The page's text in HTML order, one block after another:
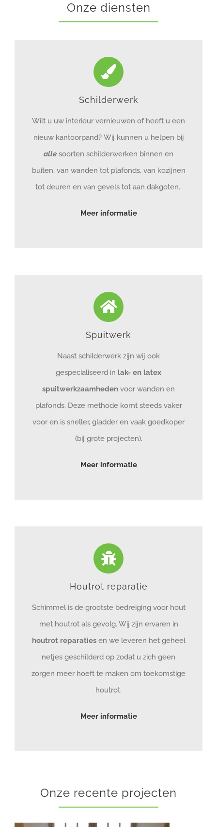
Onze diensten
Schilderwerk
Wilt u uw interieur vernieuwen of heeft u een
nieuw kantoorpand? Wij kunnen u helpen bij
alle soorten schilderwerken binnen en
buiten, van wanden tot plafonds, van kozijnen
tot deuren en van gevels tot aan dakgoten.
Meer informatie
Spuitwerk
Naast schilderwerk zijn wij ook
gespecialiseerd in lak- en latex
spuitwerkzaamheden voor wanden en
plafonds. Deze methode komt steeds vaker
voor en is sneller, gladder en vaak goedkoper
(bij grote projecten).
Meer informatie
Houtrot reparatie
Schimmel is de grootste bedreiging voor hout
met houtrot als gevolg. Wij zijn ervaren in
houtrot reparatiesen we leveren het geheel
netjes geschilderd op zodat u zich geen
zorgen meer hoeft te maken om toekomstige
houtrot.
Meer informatie
Onze recente projecten